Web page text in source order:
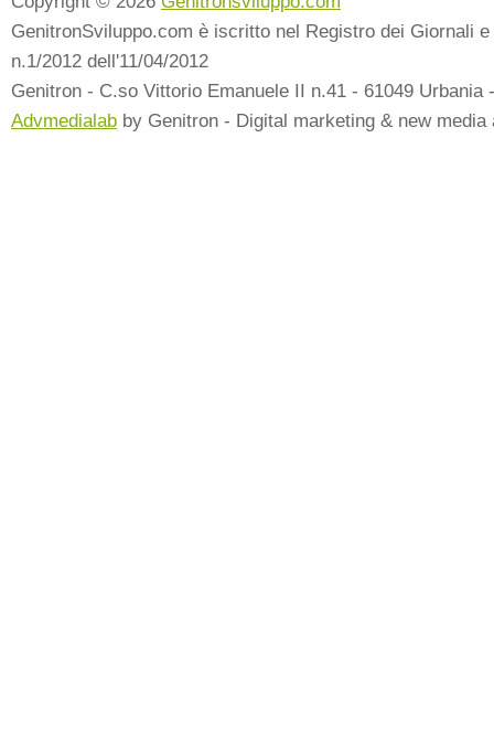
GenitronSviluppo.com è iscritto nel Registro dei Giornali
n.1/2012 dell'11/04/2012
Genitron - C.so Vittorio Emanuele II n.41 - 61049 Urbania
Advmedialab by Genitron - Digital marketing & new media